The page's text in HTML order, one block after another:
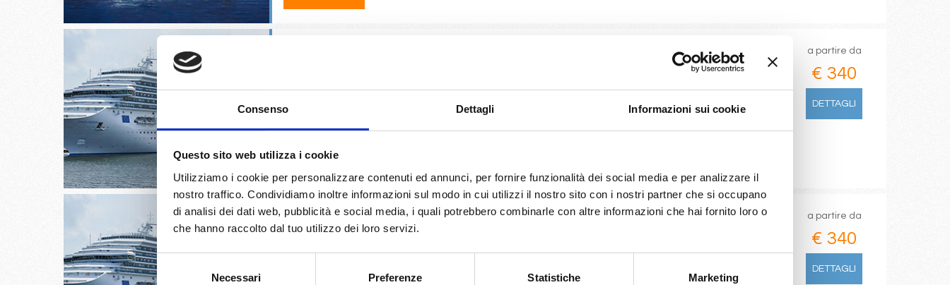
Consenso Dettagli Informazioni sui cookie
Questo sito web utilizza i cookie
Utilizziamo i cookie per personalizzare contenuti ed annunci, per fornire funzionalità dei social media e per analizzare il
nostro traffico. Condividiamo inoltre informazioni sul modo in cui utilizzi il nostro sito con i nostri partner che si occupano
di analisi dei dati web, pubblicità e social media, i quali potrebbero combinarle con altre informazioni che hai fornito loro o
che hanno raccolto dal tuo utilizzo dei loro servizi.
Selezione
del
Necessari Preferenze Statistiche Marketing
Savona, Civitavecchia, Napoli, Cagliari, Palermo, La Valletta, Catania
€ 340
a partire da
€ 340
DETTAGLI
Mediterraneo7 giorni
daCivitavecchia
Civitavecchia, Napoli, Cagliari, Palermo, La Valletta, Catania, Taranto
a partire da
€ 340
DETTAGLI